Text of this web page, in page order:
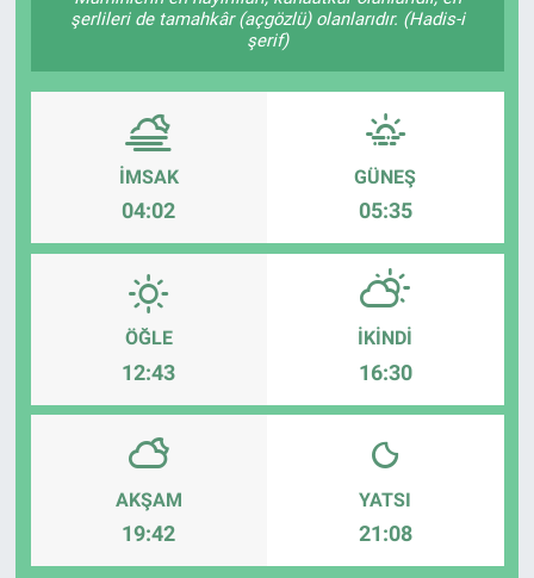
şerlileri de tamahkâr (açgözlü) olanlarıdır. (Hadis-i
şerif)
İMSAK
04:02
GÜNEŞ
05:35
ÖĞLE
12:43
İKINDI
16:30
AKŞAM
19:42
YATSI
21:08